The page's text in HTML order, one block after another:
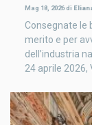
Mag 18, 2026di
Consegnate le
merito e per
dell’industria
24 aprile 2026,